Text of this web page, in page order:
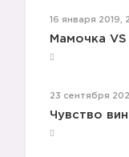
16 января 2019,
Мамочка
23 сентября
Чувство